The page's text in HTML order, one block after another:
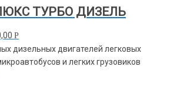
ТУРБО ДИЗЕЛЬ
Р
дизельных двигателей легковых
и легких грузовиков